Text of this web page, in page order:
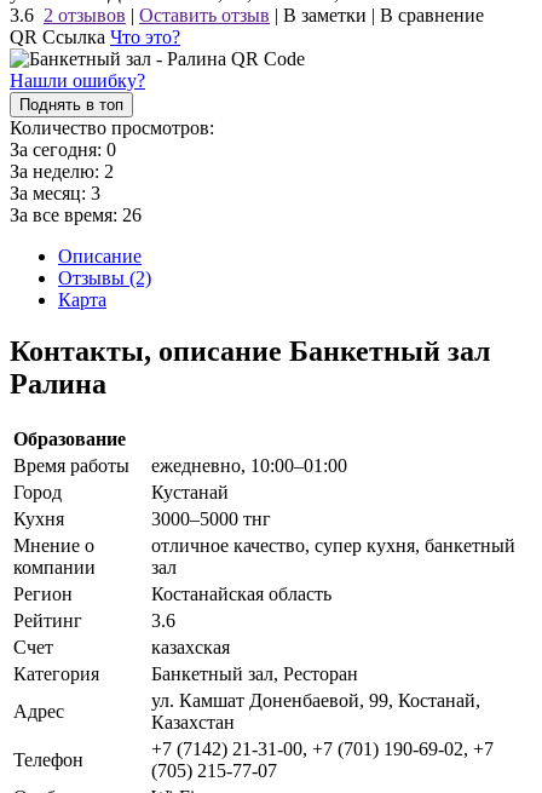
3.6 2 отзывов | Оставить отзыв | В заметки | В сравнение
QR Ссылка Что это?
Нашли ошибку?
Поднять в топ
Количество просмотров:
За сегодня: 0
За неделю: 2
За месяц: 3
За все время: 26
Описание
Отзывы (2)
Карта
Контакты, описание Банкетный зал
Ралина
Образование
Время работы
ежедневно, 10:00–01:00
Город
Кустанай
Кухня
3000–5000 тнг
Мнение о
компании
отличное качество, супер кухня, банкетный
зал
Регион
Костанайская область
Рейтинг
3.6
Счет
казахская
Категория
Банкетный зал, Ресторан
Адрес
ул. Камшат Доненбаевой, 99, Костанай,
Казахстан
Телефон
+7 (7142) 21-31-00, +7 (701) 190-69-02, +7
(705) 215-77-07